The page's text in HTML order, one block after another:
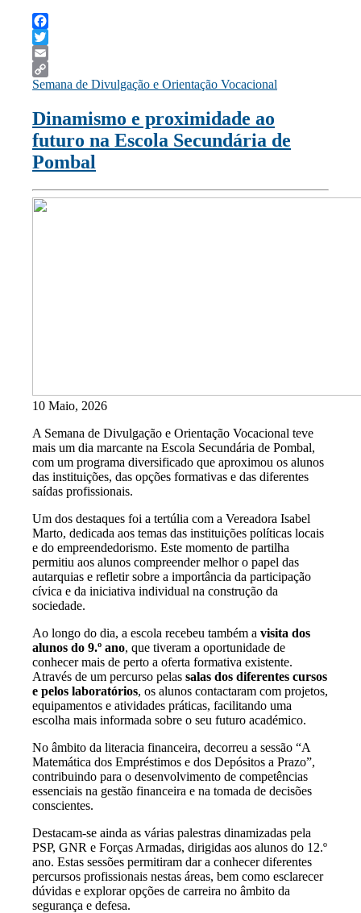
Facebook
Twitter
Email
Copy
Semana de Divulgação e Orientação Vocacional
Dinamismo e proximidade ao
futuro na Escola Secundária de
Pombal
10 Maio, 2026
A Semana de Divulgação e Orientação Vocacional teve
mais um dia marcante na Escola Secundária de Pombal,
com um programa diversificado que aproximou os alunos
das instituições, das opções formativas e das diferentes
saídas profissionais.
Um dos destaques foi a tertúlia com a Vereadora Isabel
Marto, dedicada aos temas das instituições políticas locais
e do empreendedorismo. Este momento de partilha
permitiu aos alunos compreender melhor o papel das
autarquias e refletir sobre a importância da participação
cívica e da iniciativa individual na construção da
sociedade.
Ao longo do dia, a escola recebeu também a visita dos
alunos do 9.º ano, que tiveram a oportunidade de
conhecer mais de perto a oferta formativa existente.
Através de um percurso pelas salas dos diferentes cursos
e pelos laboratórios, os alunos contactaram com projetos,
equipamentos e atividades práticas, facilitando uma
escolha mais informada sobre o seu futuro académico.
No âmbito da literacia financeira, decorreu a sessão “A
Matemática dos Empréstimos e dos Depósitos a Prazo”,
contribuindo para o desenvolvimento de competências
essenciais na gestão financeira e na tomada de decisões
conscientes.
Destacam-se ainda as várias palestras dinamizadas pela
PSP, GNR e Forças Armadas, dirigidas aos alunos do 12.º
ano. Estas sessões permitiram dar a conhecer diferentes
percursos profissionais nestas áreas, bem como esclarecer
dúvidas e explorar opções de carreira no âmbito da
segurança e defesa.